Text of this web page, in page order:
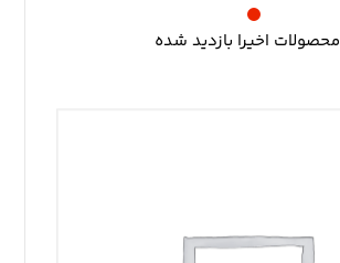
محصولات اخیرا بازدید شده